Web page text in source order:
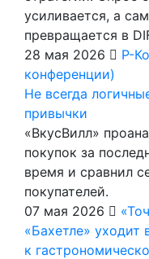
усиливается, а
превращается в
28 мая 2026
Р-
конференции)
Не всегда
привычки
«ВкусВилл»
покупок за
время и сравнил
покупателей.
07 мая 2026
«Бахетле» уходит
к